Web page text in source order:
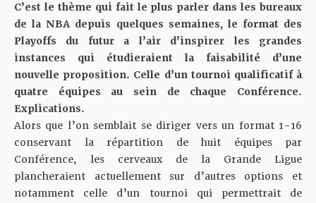
C’est le thème qui fait le plus parler dans les bureaux
de la NBA depuis quelques semaines, le format des
Playoffs du futur a l’air d’inspirer les grandes
instances qui étudieraient la faisabilité d’une
nouvelle proposition. Celle d’un tournoi qualificatif à
quatre équipes au sein de chaque Conférence.
Explications.
Alors que l’on semblait se diriger versun format 1-16
conservant la répartition de huit équipes par
Conférence, les cerveaux de la Grande Ligue
plancheraient actuellement sur d’autres options et
notamment celle d’un tournoi qui permettrait de